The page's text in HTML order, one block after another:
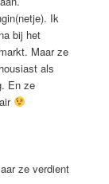
Ik
bij het
Maar ze
als
En ze
ze verdient